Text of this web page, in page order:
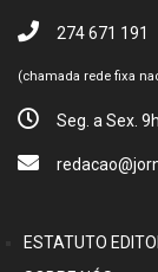
274 671 191
(chamada rede fixa
Seg. a Sex.
ESTATUTO